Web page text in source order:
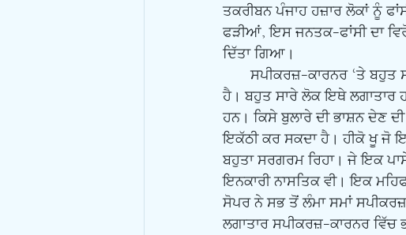
ਤਕਰੀਬਨ ਪੰਜਾਹ ਹਜ਼ਾਰ ਲੋਕਾਂ ਨੂੰ
ਫੜੀਆਂ, ਇਸ ਜਨਤਕ-ਫਾਂਸੀ ਦਾ
ਦਿੱਤਾ ਗਿਆ।
ਹੈ। ਬਹੁਤ ਸਾਰੇ ਲੋਕ ਇਥੇ ਲਗਾਤਾਰ
ਹਨ। ਕਿਸੇ ਬੁਲਾਰੇ ਦੀ ਭਾਸ਼ਨ ਦੇਣ
ਇਕੱਠੀ ਕਰ ਸਕਦਾ ਹੈ। ਹੀਕੋ ਖੂ ਜੋ
ਬਹੁਤਾ ਸਰਗਰਮ ਰਿਹਾ। ਜੇ ਇਕ
ਇਨਕਾਰੀ ਨਾਸਤਿਕ ਵੀ। ਇਕ
ਸੋਪਰ ਨੇ ਸਭ ਤੋਂ ਲੰਮਾ ਸਮਾਂ
ਲਗਾਤਾਰ ਸਪੀਕਰਜ਼-ਕਾਰਨਰ ਵਿੱਚ